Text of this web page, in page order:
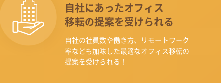
自社にあったオフィス
移転の提案を受けられる
自社の社員数や働き方、リモートワーク
率なども加味した最適なオフィス移転の
提案を受けられる！